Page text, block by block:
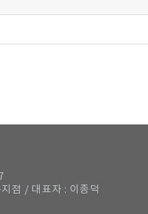
점 / 대표자 : 이종덕